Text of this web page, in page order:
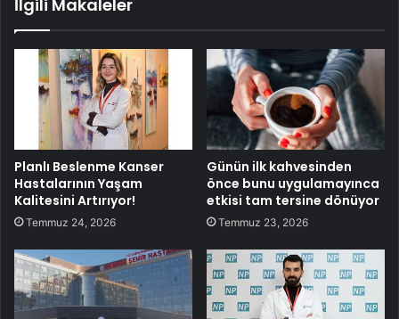
İlgili Makaleler
Planlı Beslenme Kanser
Hastalarının Yaşam
Kalitesini Artırıyor!
Temmuz 24, 2026
Günün ilk kahvesinden
önce bunu uygulamayınca
etkisi tam tersine dönüyor
Temmuz 23, 2026